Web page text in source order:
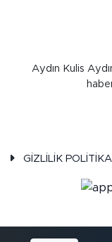
Aydın Kulis
GİZLİLİK